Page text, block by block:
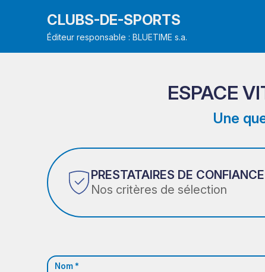
CLUBS-DE-SPORTS
Éditeur responsable : BLUETIME s.a.
ESPACE
Une
PRESTATAIRES DE CONFIANCE
Nos critères de sélection
Nom *